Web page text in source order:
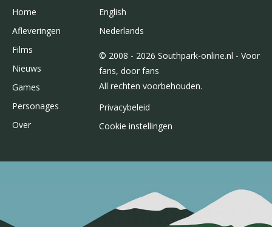
Home
Afleveringen
Films
Nieuws
Games
Personages
Over
English
Nederlands
© 2008 - 2026 Southpark-online.nl - Voor
fans, door fans
All rechten voorbehouden.
Privacybeleid
Cookie instellingen